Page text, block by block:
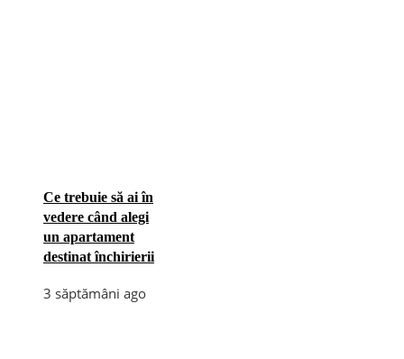
Ce trebuie să ai în
vedere când alegi
un apartament
destinat închirierii
3 săptămâni ago